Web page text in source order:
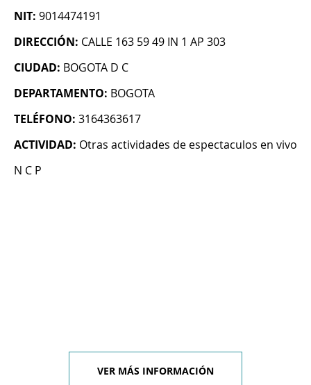
NIT: 9014474191
DIRECCIÓN: CALLE 163 59 49 IN 1 AP 303
CIUDAD: BOGOTA D C
DEPARTAMENTO: BOGOTA
TELÉFONO: 3164363617
ACTIVIDAD: Otras actividades de espectaculos en vivo
N C P
VER MÁS INFORMACIÓN